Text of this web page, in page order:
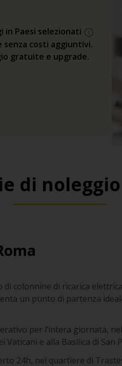
in Paesi selezionati
senza costi aggiuntivi.
gratuite e upgrade.
di noleggio
di colonnine di ricarica
un punto di partenza
per l’intera giornata,
Vaticani e alla Basilica di San
24h, nel quartiere di